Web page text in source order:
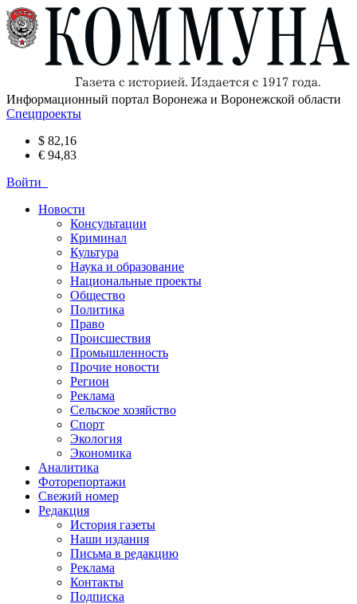
Информационный портал Воронежа и Воронежской области
Спецпроекты
$ 82,16
€ 94,83
Войти
Новости
Консультации
Криминал
Культура
Наука и образование
Национальные проекты
Общество
Политика
Право
Происшествия
Промышленность
Прочие новости
Регион
Реклама
Сельское хозяйство
Спорт
Экология
Экономика
Аналитика
Фоторепортажи
Свежий номер
Редакция
История газеты
Наши издания
Письма в редакцию
Реклама
Контакты
Подписка